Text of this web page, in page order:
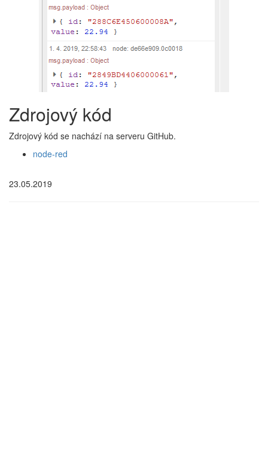
Zdrojový kód
Zdrojový kód se nachází na serveru GitHub.
node-red
23.05.2019